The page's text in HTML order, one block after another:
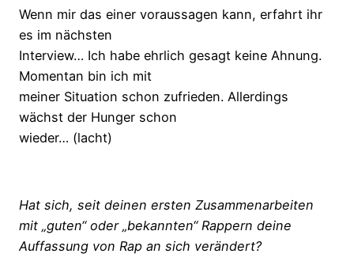
Wenn mir das einer voraussagen kann, erfahrt ihr
es im nächsten
Interview… Ich habe ehrlich gesagt keine Ahnung.
Momentan bin ich mit
meiner Situation schon zufrieden. Allerdings
wächst der Hunger schon
wieder… (lacht)
Hat sich, seit deinen ersten Zusammenarbeiten
mit „guten“ oder „bekannten“ Rappern deine
Auffassung von Rap an sich verändert?